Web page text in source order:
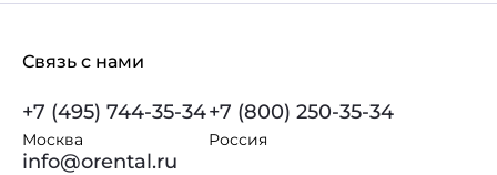
Связь с нами
+7 (495) 744-35-34
Москва
+7 (800) 250-35-34
Россия
info@orental.ru